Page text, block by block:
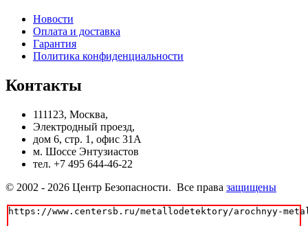
Новости
Оплата и доставка
Гарантия
Политика конфиденциальности
Контакты
111123, Москва,
Электродный проезд,
дом 6, стр. 1, офис 31А
м. Шоссе Энтузиастов
тел. +7 495 644-46-22
© 2002 - 2026 Центр Безопасности. Все права защищены
https://www.centersb.ru/metallodetektory/arochnyy-